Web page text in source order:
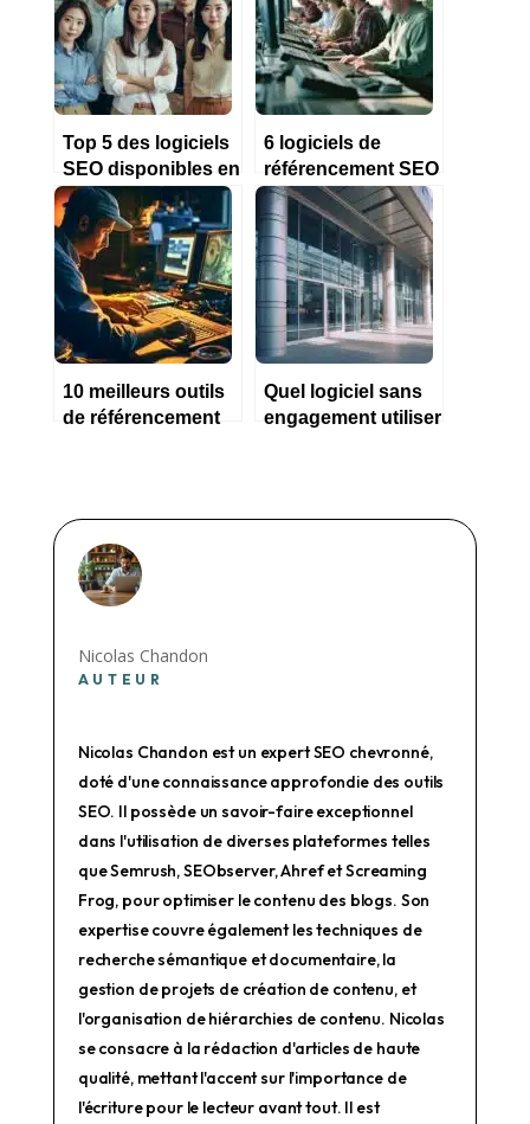
Top 5 des logiciels
SEO disponibles en
Marque Blanche en
2023
6 logiciels de
référencement SEO
pour PME en 2023
10 meilleurs outils
de référencement
Quel logiciel sans
engagement utiliser
Nicolas Chandon
AUTEUR
Nicolas Chandon est un expert SEO chevronné,
doté d'une connaissance approfondie des outils
SEO. Il possède un savoir-faire exceptionnel
dans l'utilisation de diverses plateformes telles
que Semrush, SEObserver, Ahref et Screaming
Frog, pour optimiser le contenu des blogs. Son
expertise couvre également les techniques de
recherche sémantique et documentaire, la
gestion de projets de création de contenu, et
l'organisation de hiérarchies de contenu. Nicolas
se consacre à la rédaction d'articles de haute
qualité, mettant l'accent sur l'importance de
l'écriture pour le lecteur avant tout. Il est